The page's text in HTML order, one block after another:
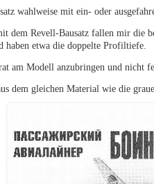
wahlweise mit ein- oder
dem Revell-Bausatz fallen mir die
haben etwa die doppelte Profiltiefe.
am Modell anzubringen und nicht
dem gleichen Material wie die